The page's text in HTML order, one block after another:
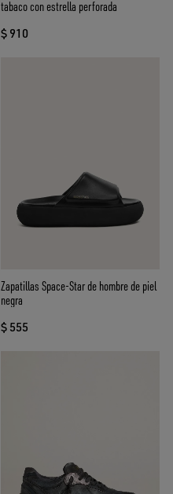
tabaco con estrella perforada
$ 910
Zapatillas Space-Star de hombre de piel
negra
$ 555